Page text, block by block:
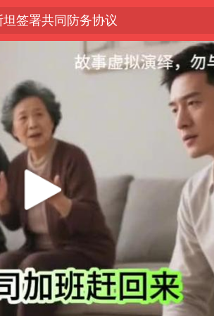
签署共同防务协议
亿级消费新活力？
岁了
体化产业园量产
小时警戒线
地震致1人死亡
尼日利亚女篮
槽内裤质量差
将带来龙卷风
坚决反制任何闹海挑衅图谋
明日之星半决赛